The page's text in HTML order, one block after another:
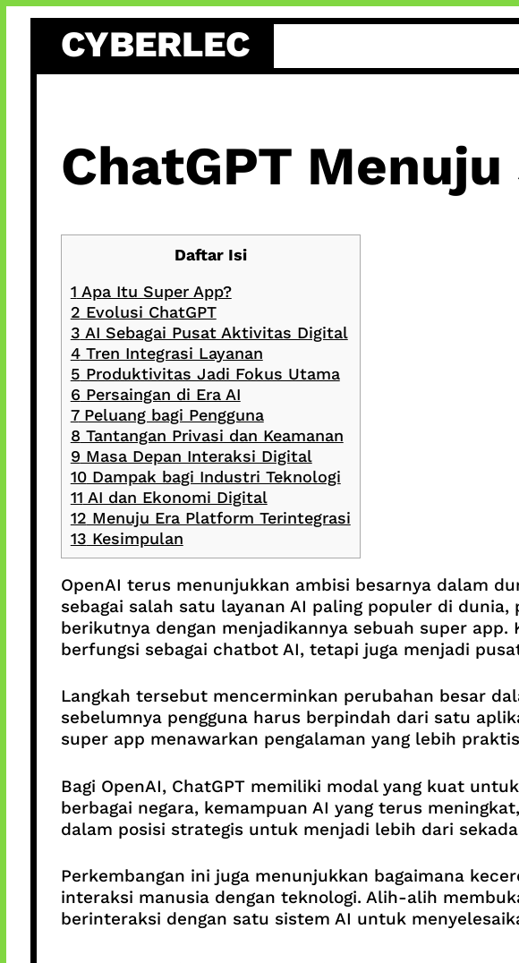
content
CYBERLEC
ChatGPT
Daftar Isi
1 Apa Itu Super App?
2 Evolusi ChatGPT
3 AI Sebagai Pusat Aktivitas Digital
4Tren Integrasi Layanan
5 Produktivitas Jadi Fokus Utama
6 Persaingan di Era AI
7Peluang bagi Pengguna
8 Tantangan Privasi dan Keamanan
9 Masa Depan Interaksi Digital
10Dampak bagi Industri Teknologi
11 AI dan Ekonomi Digital
12 Menuju Era Platform Terintegrasi
13 Kesimpulan
OpenAI terus menunjukkan ambisi besarnya dalam
sebagai salah satu layanan AI paling populer di
berikutnya dengan menjadikannya sebuah super
berfungsi sebagai chatbot AI, tetapi juga menjadi
Langkah tersebut mencerminkan perubahan besar
sebelumnya pengguna harus berpindah dari satu
super app menawarkan pengalaman yang lebih
Bagi OpenAI, ChatGPT memiliki modal yang kuat
berbagai negara, kemampuan AI yang terus
dalam posisi strategis untuk menjadi lebih dari
Perkembangan ini juga menunjukkan bagaimana
interaksi manusia dengan teknologi. Alih-alih
berinteraksi dengan satu sistem AI untuk